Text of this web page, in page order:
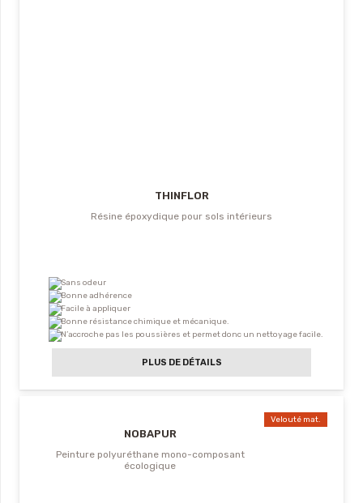
THINFLOR
Résine époxydique pour sols intérieurs
Sans odeur
Bonne adhérence
Facile à appliquer
Bonne résistance chimique et mécanique.
N’accroche pas les poussières et permet donc un nettoyage facile.
PLUS DE DÉTAILS
Velouté mat.
NOBAPUR
Peinture polyuréthane mono-composant
écologique